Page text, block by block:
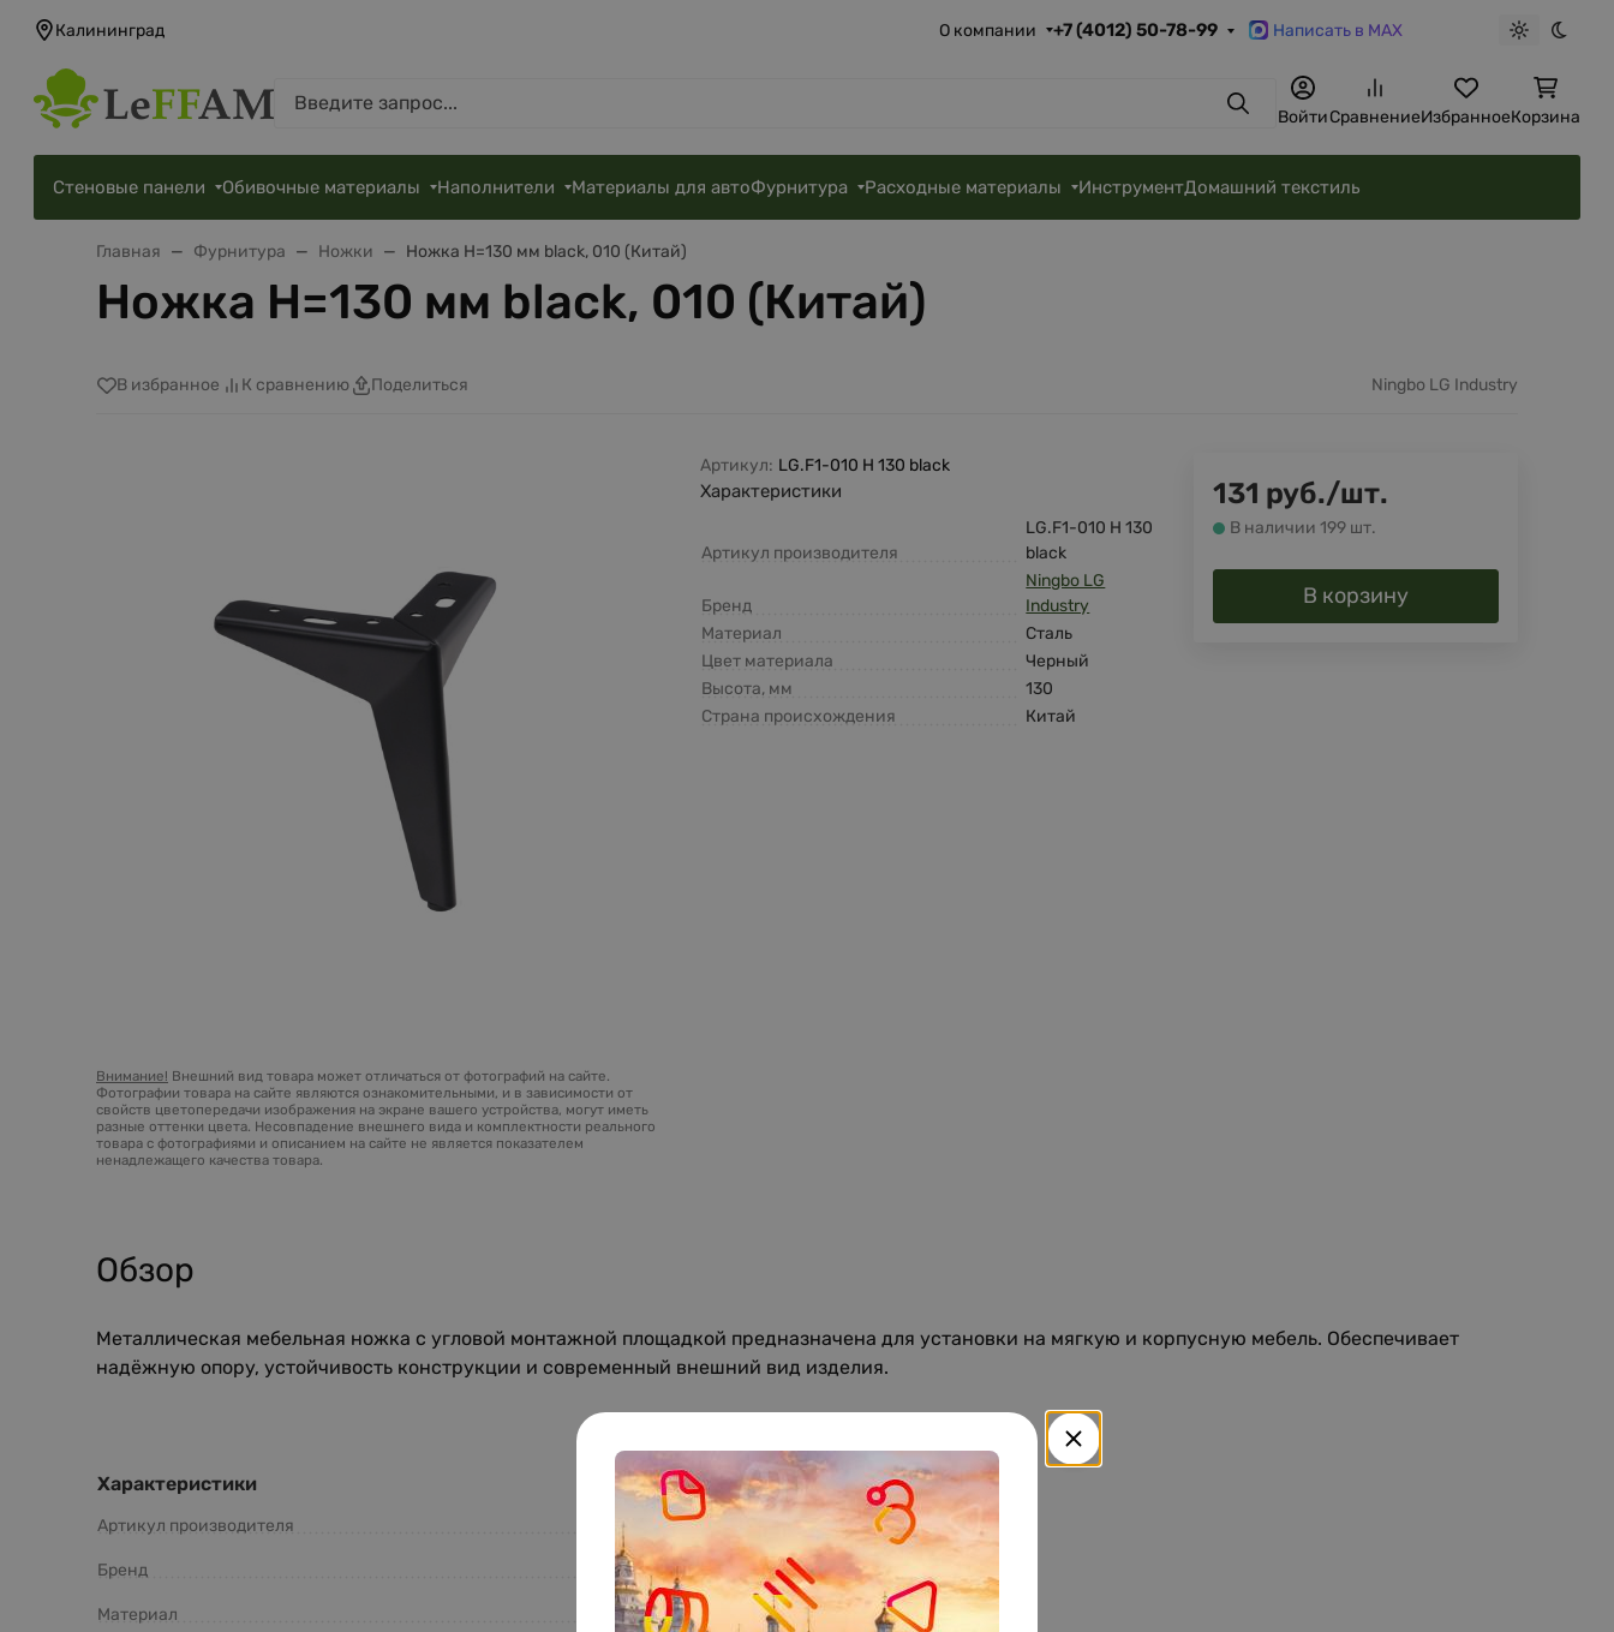
Калининград О компании +7 (4012) 50-78-99 Написать в MAX
Светлая
ПоискВойтиСравнениеИзбранноеКорзина
Стеновые панели Обивочные материалы Наполнители Материалы для автоФурнитура Расходные материалы ИнструментДомашний текстиль
Главная Фурнитура Ножки Ножка H=130 мм black, 010 (Китай)
Ножка H=130 мм black, 010 (Китай)
В избранное К сравнению Поделиться Ningbo LG Industry
Внимание! Внешний вид товара может отличаться от фотографий на сайте.
Фотографии товара на сайте являются ознакомительными, и в зависимости от
свойств цветопередачи изображения на экране вашего устройства, могут иметь
разные оттенки цвета. Несовпадение внешнего вида и комплектности реального
товара с фотографиями и описанием на сайте не является показателем
ненадлежащего качества товара.
Артикул: LG.F1-010 H 130 black
Характеристики
Артикул производителя
LG.F1-010 H 130
black
Бренд
Ningbo LG
Industry
Материал
Сталь
Цвет материала
Черный
Высота, мм
130
Страна происхождения
Китай
131 руб./шт.
В наличии 199 шт.
В корзину
Обзор
Металлическая мебельная ножка с угловой монтажной площадкой предназначена для установки на мягкую и корпусную мебель. Обеспечивает
надёжную опору, устойчивость конструкции и современный внешний вид изделия.
Характеристики
Артикул производителя LG.F1-010 H 130 black
Бренд Ningbo LG Industry
Материал Сталь